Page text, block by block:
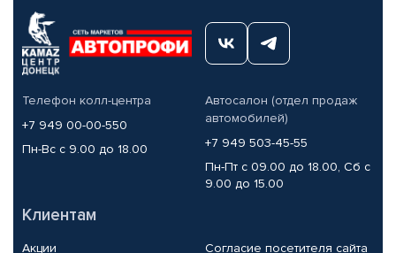
Телефон колл-центра
+7 949 00-00-550
Пн-Вс с 9.00 до 18.00
Автосалон (отдел продаж
автомобилей)
+7 949 503-45-55
Пн-Пт с 09.00 до 18.00, Сб с
9.00 до 15.00
Клиентам
Акции Согласие посетителя сайта